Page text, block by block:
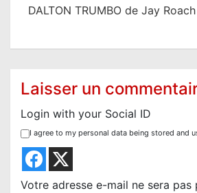
d
DALTON TRUMBO de Jay
Laisser un
Login with your Social ID
I agree to my personal data being stored and
Votre adresse e-mail ne sera pas